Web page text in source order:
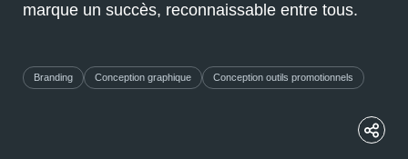
marque un succès, reconnaissable entre tous.
Branding Conception graphique Conception outils promotionnels